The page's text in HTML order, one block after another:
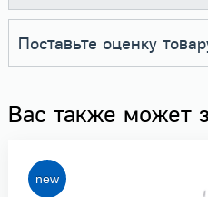
Поставьте оценку
Вас также может